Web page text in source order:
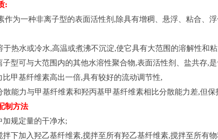
:
作为一种非离子型的表面活性剂,除具有增稠、悬浮、粘合、
于热水或冷水,高温或煮沸不沉淀,使它具有大范围的溶解性和
子型可与大范围内的其他水溶性聚合物,表面活性剂、盐共存,
比甲基纤维素高出一倍,具有较好的流动调节性,
散能力与甲基纤维素和羟丙基甲基纤维素相比分散能力差,但
制方法
加规定量的干净水;
拌下加入羟乙基纤维素,搅拌至所有羟乙基纤维素,搅拌至所有